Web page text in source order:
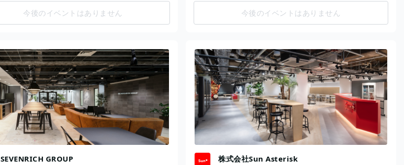
今後のイベントはありません 今後のイベントはありません
SEVENRICH GROUP 株式会社Sun Asterisk